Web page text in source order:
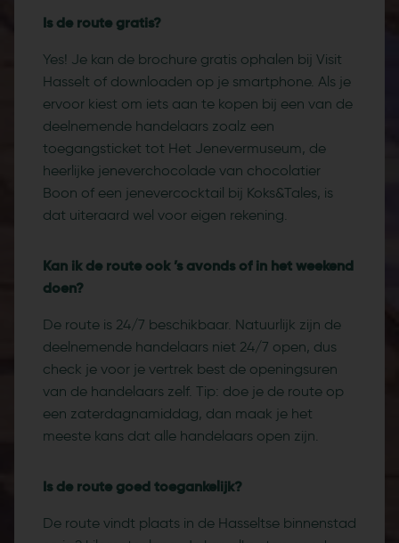
Is de route gratis?
Yes! Je kan de brochure gratis ophalen bij Visit
Hasselt of downloaden op je smartphone. Als je
ervoor kiest om iets aan te kopen bij een van de
deelnemende handelaars zoalz een
toegangsticket tot Het Jenevermuseum, de
heerlijke jeneverchocolade van chocolatier
Boon of een jenevercocktail bij Koks&Tales, is
dat uiteraard wel voor eigen rekening.
Kan ik de route ook ’s avonds of in het weekend
doen?
De route is 24/7 beschikbaar. Natuurlijk zijn de
deelnemende handelaars niet 24/7 open, dus
check je voor je vertrek best de openingsuren
van de handelaars zelf. Tip: doe je de route op
een zaterdagnamiddag, dan maak je het
meeste kans dat alle handelaars open zijn.
Is de route goed toegankelijk?
De route vindt plaats in de Hasseltse binnenstad